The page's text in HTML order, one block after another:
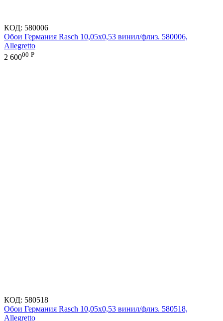
КОД: 580006
Обои Германия Rasch 10,05x0,53 винил/флиз. 580006,
Allegretto
2 60000 Р
КОД: 580518
Обои Германия Rasch 10,05x0,53 винил/флиз. 580518,
Allegretto